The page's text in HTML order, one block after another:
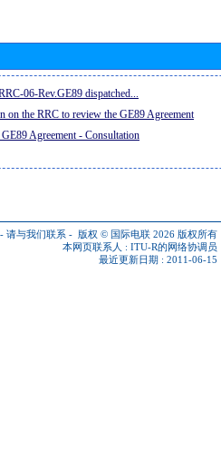
06-Rev.GE89 dispatched...
on the RRC to review the GE89 Agreement
Agreement - Consultation
- 请与我们联系 - 版权 © 国际电联 2026 版权所有
本网页联系人 : ITU-R的网络协调员
最近更新日期 : 2011-06-15